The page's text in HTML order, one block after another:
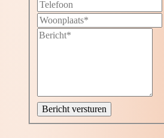
Bericht versturen